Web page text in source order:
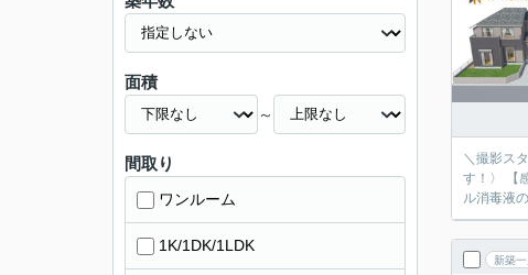
＼撮影ス
す！〉 【
ル消毒液
新築
面積
～
間取り
ワンルーム
1K/1DK/1LDK